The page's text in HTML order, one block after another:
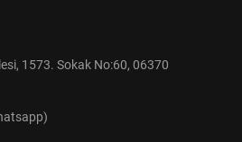
1573. Sokak No:60, 06370